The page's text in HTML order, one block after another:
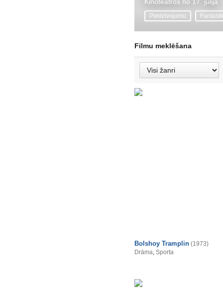
Piedzīvojumu
Filmu meklēšana
Bolshoy Tramplin (1973)
Drāma, Sporta